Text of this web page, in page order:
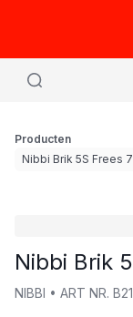
Producten
Nibbi Brik 5S Frees
Nibbi Brik
NIBBI • ART NR.